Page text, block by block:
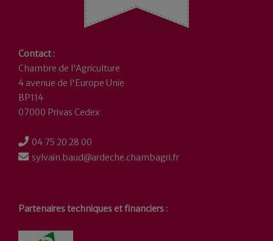
Contact :
Chambre de l'Agriculture
4 avenue de l'Europe Unie
BP114
07000 Privas Cedex
04 75 20 28 00
sylvain.baud@ardeche.chambagri.fr
Partenaires techniques et financiers :